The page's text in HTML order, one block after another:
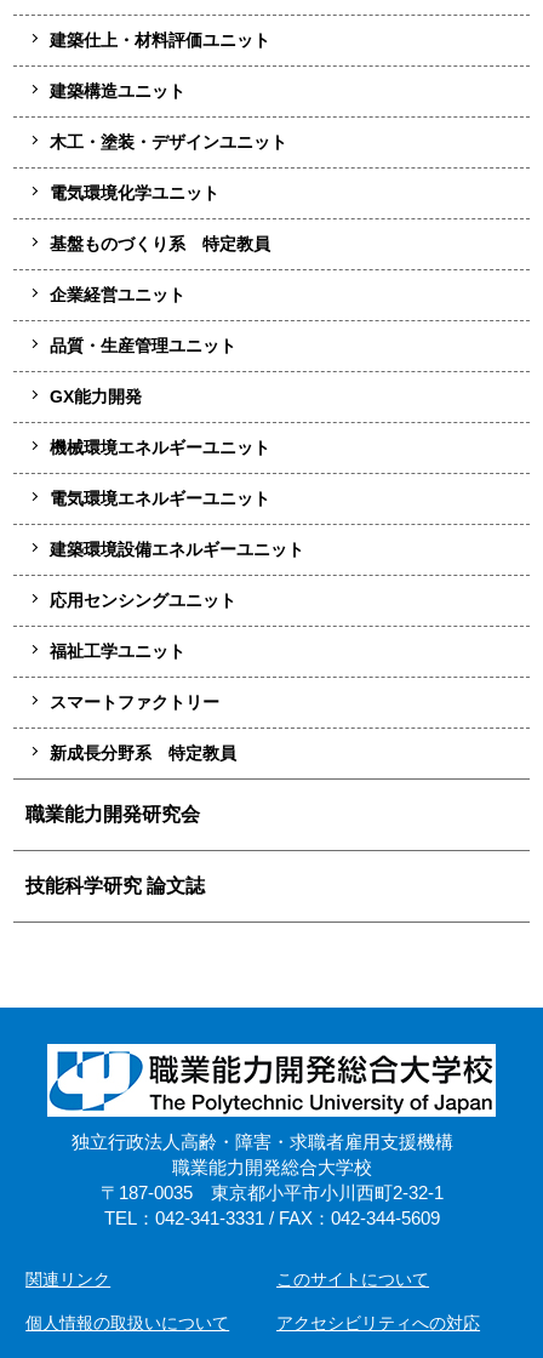
建築仕上・材料評価ユニット
建築構造ユニット
木工・塗装・デザインユニット
電気環境化学ユニット
基盤ものづくり系 特定教員
企業経営ユニット
品質・生産管理ユニット
GX能力開発
機械環境エネルギーユニット
電気環境エネルギーユニット
建築環境設備エネルギーユニット
応用センシングユニット
福祉工学ユニット
スマートファクトリー
新成長分野系 特定教員
職業能力開発研究会
技能科学研究 論文誌
独立行政法人高齢・障害・求職者雇用支援機構
職業能力開発総合大学校
〒187-0035 東京都小平市小川西町2-32-1
TEL：042-341-3331 / FAX：042-344-5609
関連リンク このサイトについて
個人情報の取扱いについて アクセシビリティへの対応